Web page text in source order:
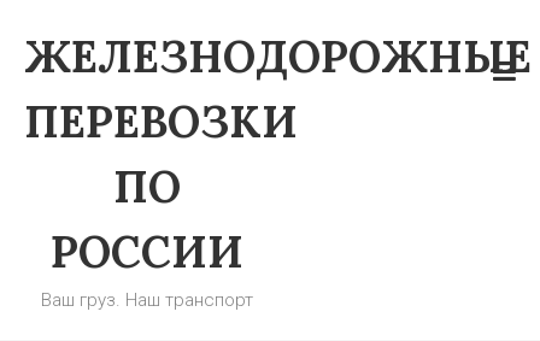
ЖЕЛЕЗНОДОРОЖНЫЕ
ПЕРЕВОЗКИ
ПО
РОССИИ
Ваш груз. Наш транспорт